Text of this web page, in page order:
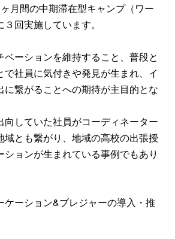
月間の中期滞在型キャンプ（ワー
回実施しています。
ーションを維持すること、普段と
社員に気付きや発見が生まれ、イ
に繋がることへの期待が主目的とな
向していた社員がコーディネーター
域とも繋がり、地域の高校の出張授
ョンが生まれている事例でもあり
ケーション&ブレジャーの導入・推